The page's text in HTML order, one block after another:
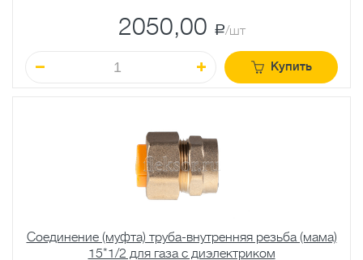
2050,00 a/шт
Купить
Соединение (муфта) труба-внутренняя резьба (мама)
15*1/2 для газа с диэлектриком